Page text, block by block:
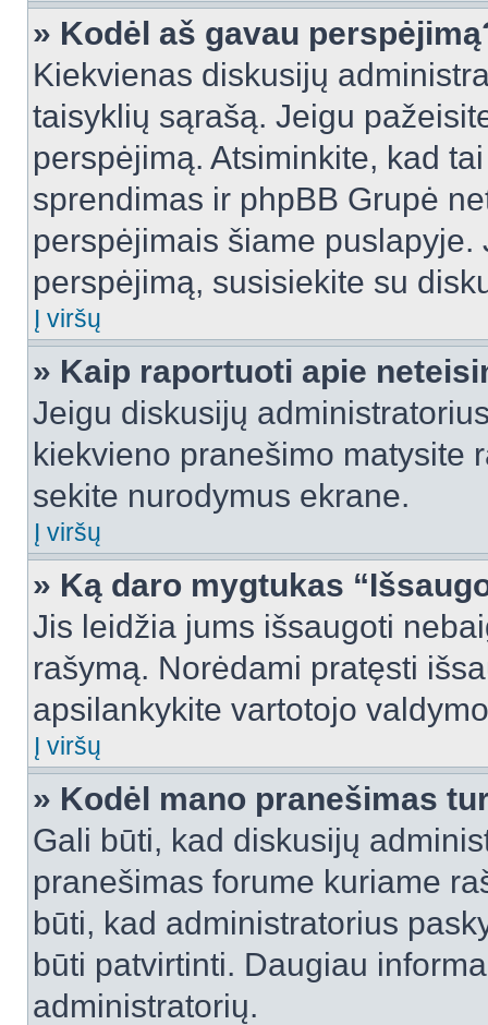
» Kodėl aš gavau
Kiekvienas diskusijų
taisyklių sąrašą. Jeigu
perspėjimą. Atsiminkite, kad
sprendimas ir phpBB Grupė
perspėjimais šiame
perspėjimą, susisiekite su
Į viršų
» Kaip raportuoti apie
Jeigu diskusijų
kiekvieno pranešimo matysite
sekite nurodymus ekrane.
Į viršų
» Ką daro mygtukas
Jis leidžia jums išsaugoti
rašymą. Norėdami pratęsti
apsilankykite vartotojo
Į viršų
» Kodėl mano pranešimas
Gali būti, kad diskusijų
pranešimas forume kuriame
būti, kad administratorius
būti patvirtinti. Daugiau
administratorių.